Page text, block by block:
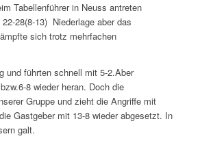
Tabellenführer in Neuss antreten
28(8-13) Niederlage aber das
sich trotz mehrfachen
und führten schnell mit 5-2.Aber
8 wieder heran. Doch die
Gruppe und zieht die Angriffe mit
Gastgeber mit 13-8 wieder abgesetzt. In
galt.